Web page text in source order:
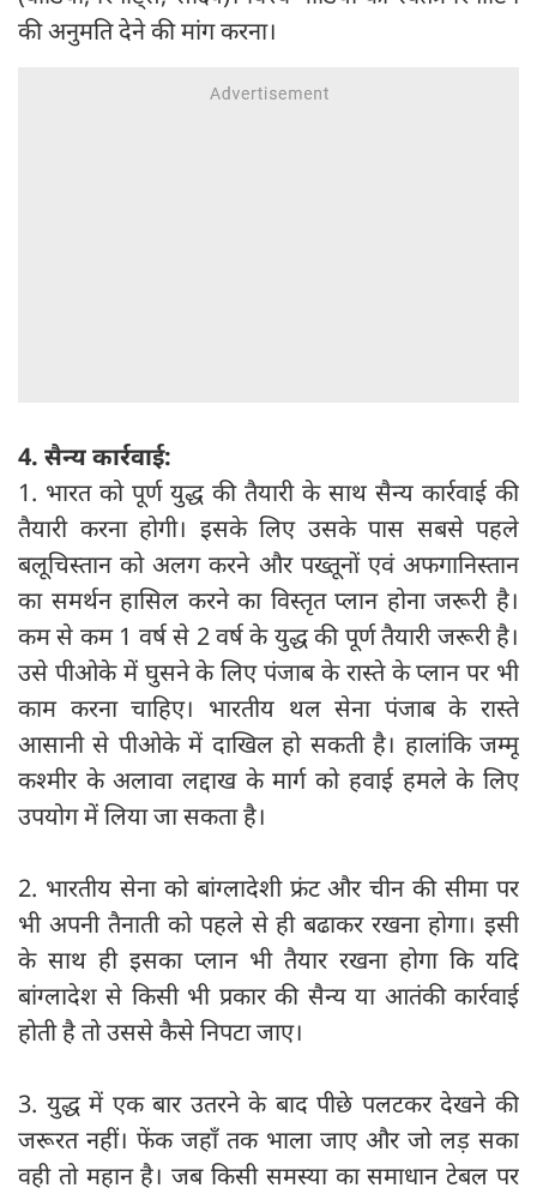
की अनुमति देने की मांग करना।
4. सैन्य कार्रवाई:
1. भारत को पूर्ण युद्ध की तैयारी के साथ सैन्य कार्रवाई की
तैयारी करना होगी। इसके लिए उसके पास सबसे पहले
बलूचिस्तान को अलग करने और पख्तूनों एवं अफगानिस्तान
का समर्थन हासिल करने का विस्तृत प्लान होना जरूरी है।
कम से कम 1 वर्ष से 2 वर्ष के युद्ध की पूर्ण तैयारी जरूरी है।
उसे पीओके में घुसने के लिए पंजाब के रास्ते के प्लान पर भी
काम करना चाहिए। भारतीय थल सेना पंजाब के रास्ते
आसानी से पीओके में दाखिल हो सकती है। हालांकि जम्मू
कश्मीर के अलावा लद्दाख के मार्ग को हवाई हमले के लिए
उपयोग में लिया जा सकता है।
2. भारतीय सेना को बांग्लादेशी फ्रंट और चीन की सीमा पर
भी अपनी तैनाती को पहले से ही बढाकर रखना होगा। इसी
के साथ ही इसका प्लान भी तैयार रखना होगा कि यदि
बांग्लादेश से किसी भी प्रकार की सैन्य या आतंकी कार्रवाई
होती है तो उससे कैसे निपटा जाए।
3. युद्ध में एक बार उतरने के बाद पीछे पलटकर देखने की
जरूरत नहीं। फेंक जहाँ तक भाला जाए और जो लड़ सका
वही तो महान है। जब किसी समस्या का समाधान टेबल पर